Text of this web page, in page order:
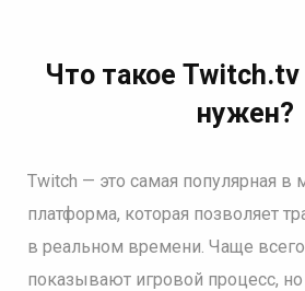
Что такое
нужен?
Twitch — это самая популярная в
платформа, которая позволяет
в реальном времени. Чаще
показывают игровой процесс,